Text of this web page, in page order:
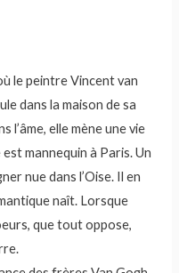
le peintre Vincent van
dans la maison de sa
l’âme, elle mène une vie
mannequin à Paris. Un
nue dans l’Oise. Il en
naît. Lorsque
que tout oppose,